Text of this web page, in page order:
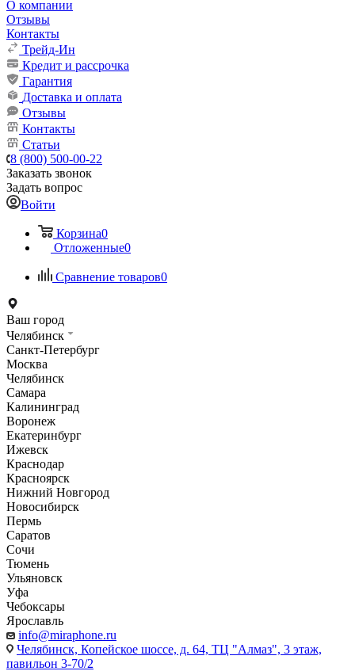
О компании
Отзывы
Контакты
Трейд-Ин
Кредит и рассрочка
Гарантия
Доставка и оплата
Отзывы
Контакты
Статьи
8 (800) 500-00-22
Заказать звонок
Задать вопрос
Войти
Корзина0
Отложенные0
Сравнение товаров0
Ваш город
Челябинск
Санкт-Петербург
Москва
Челябинск
Самара
Калининград
Воронеж
Екатеринбург
Ижевск
Краснодар
Красноярск
Нижний Новгород
Новосибирск
Пермь
Саратов
Сочи
Тюмень
Ульяновск
Уфа
Чебоксары
Ярославль
info@miraphone.ru
Челябинск, Копейское шоссе, д. 64, ТЦ "Алмаз", 3 этаж,
павильон 3-70/2